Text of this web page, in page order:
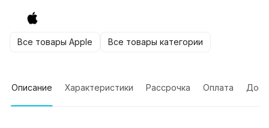
Все товары Apple Все товары категории
Описание Характеристики Рассрочка Оплата